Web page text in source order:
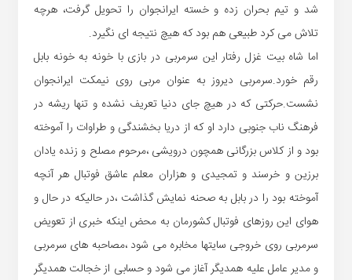
شد و تیم بحران زده و خسته ایرانجوان را تحویل گرفت، هرچه
تلاش می کرد طبیعی هم بود که هیچ نتیجه ای نگیرد.
اما شاه بیت غزل رفتار این سرمربی در بازی با خونه به خونه بابل
رقم خورد.سرمربی دیروز به عنوان مربی روی نیمکت ایرانجوان
نشست.حرکتی که در هیچ جای دنیا تعریف نشده و تنها ریشه در
فرهنگ ناب جنوبی دارد او که از دریا بخشندگی و طراوات را آموخته
بود و از کلاس بزرگانی همچون درویشی ،مرحوم مصلح و زنده یادان
برزین و خرسند و تمجیدی و هزاران معلم عاشق فوتبال هر آنچه
آموخته بود را در بابل به صحنه نمایش گذاشت ،در حالیکه در حال و
هوای این روزهای فوتبال کشورمان به محض اینکه خبری از تعویض
سرمربی روی خروجی سایتها مخابره می شود ،مصاحبه های سرمربی
و مدیر عامل علیه همدیگر آغاز می شود و حسابی از خجالت همدیگر